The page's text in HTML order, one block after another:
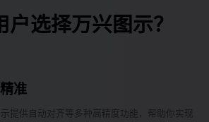
户选择万兴图示？
准
提供自动对齐等多种高精度功能，帮助你实现